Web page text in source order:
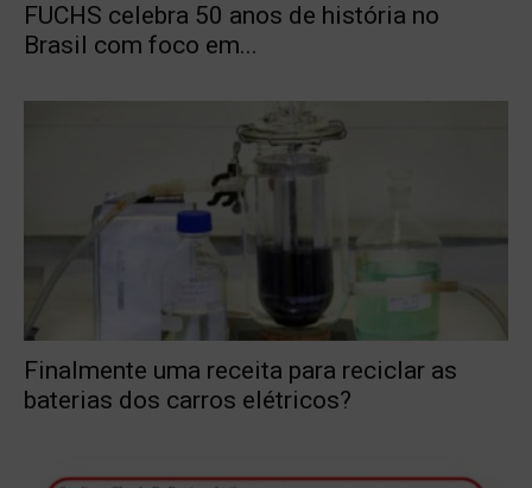
FUCHS celebra 50 anos de história no
Brasil com foco em...
Finalmente uma receita para reciclar as
baterias dos carros elétricos?